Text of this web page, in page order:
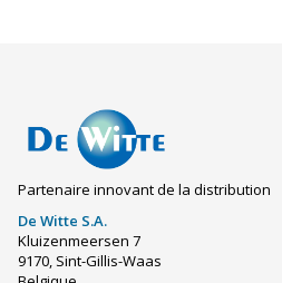
Partenaire innovant de la distribution
De Witte S.A.
Kluizenmeersen 7
9170, Sint-Gillis-Waas